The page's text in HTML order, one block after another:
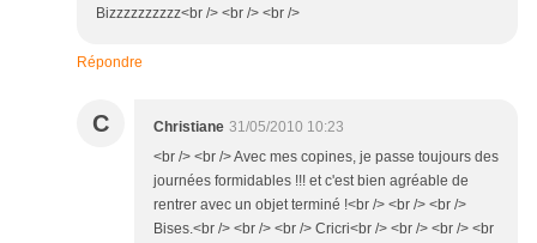
Bizzzzzzzzzz<br /> <br /> <br />
Répondre
C Christiane 31/05/2010 10:23
<br /> <br /> Avec mes copines, je passe toujours des
journées formidables !!! et c'est bien agréable de
rentrer avec un objet terminé !<br /> <br /> <br />
Bises.<br /> <br /> <br /> Cricri<br /> <br /> <br /> <br